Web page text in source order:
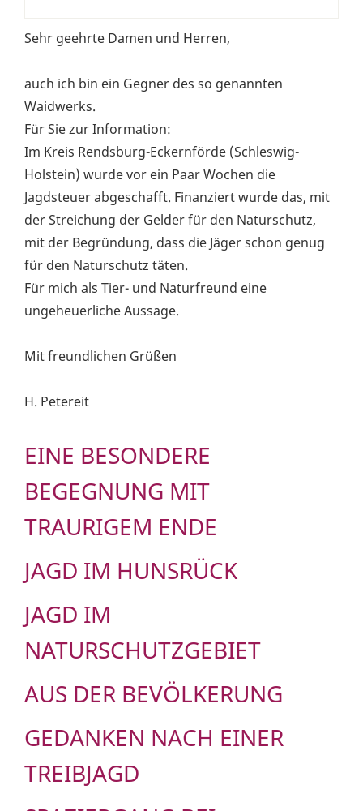
Sehr geehrte Damen und Herren,
auch ich bin ein Gegner des so genannten
Waidwerks.
Für Sie zur Information:
Im Kreis Rendsburg-Eckernförde (Schleswig-
Holstein) wurde vor ein Paar Wochen die
Jagdsteuer abgeschafft. Finanziert wurde das, mit
der Streichung der Gelder für den Naturschutz,
mit der Begründung, dass die Jäger schon genug
für den Naturschutz täten.
Für mich als Tier- und Naturfreund eine
ungeheuerliche Aussage.
Mit freundlichen Grüßen
H. Petereit
EINE BESONDERE
BEGEGNUNG MIT
TRAURIGEM ENDE
JAGD IM HUNSRÜCK
JAGD IM
NATURSCHUTZGEBIET
AUS DER BEVÖLKERUNG
GEDANKEN NACH EINER
TREIBJAGD